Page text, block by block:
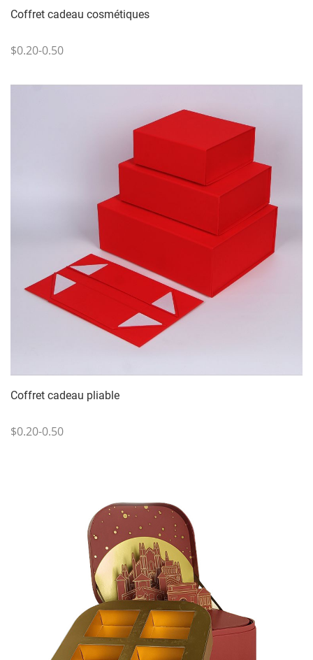
Coffret cadeau cosmétiques
$0.20-0.50
Coffret cadeau pliable
$0.20-0.50